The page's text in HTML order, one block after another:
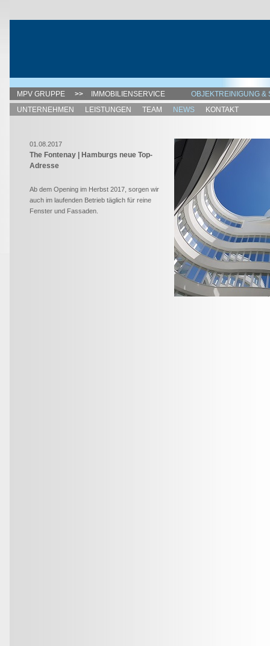
MPV GRUPPE IMMOBILIENSERVICE
OBJEKTREINIGUNG &
UNTERNEHMEN
LEISTUNGEN TEAM NEWS KONTAKT
01.08.2017
The Fontenay | Hamburgs neue Top-
Adresse
Ab dem Opening im Herbst 2017, sorgen wir
auch im laufenden Betrieb täglich für reine
Fenster und Fassaden.